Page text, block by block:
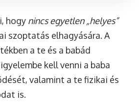
hogy nincs egyetlen „helyes”
szoptatás elhagyására. A
a te és a babád
kell venni a baba
valamint a te fizikai és
is.